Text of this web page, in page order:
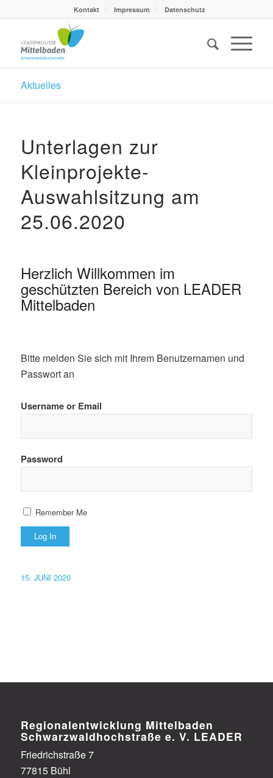
Kontakt Impressum Datenschutz
Aktuelles
Unterlagen zur
Kleinprojekte-
Auswahlsitzung am
25.06.2020
Herzlich Willkommen im
geschützten Bereich von LEADER
Mittelbaden
Bitte melden Sie sich mit Ihrem Benutzernamen und
Passwort an
Username or Email
Password
Remember Me
15. JUNI 2020
Regionalentwicklung Mittelbaden
Schwarzwaldhoch­straße e. V. LEADER
Friedrichstraße 7
77815 Bühl